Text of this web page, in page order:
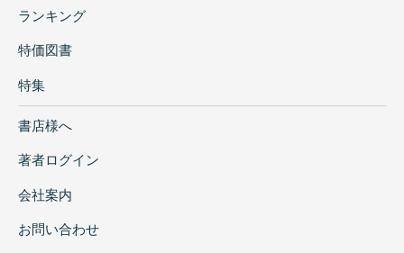
ランキング
特価図書
特集
書店様へ
著者ログイン
会社案内
お問い合わせ